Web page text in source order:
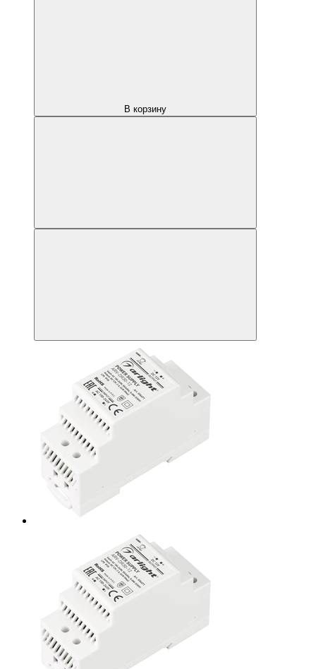
В корзину